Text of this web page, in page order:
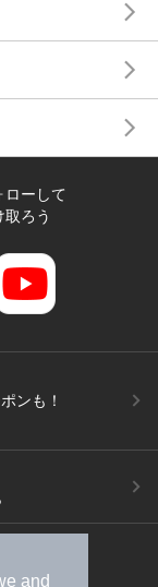
and
ローして
ろう
ンも！
ご案内